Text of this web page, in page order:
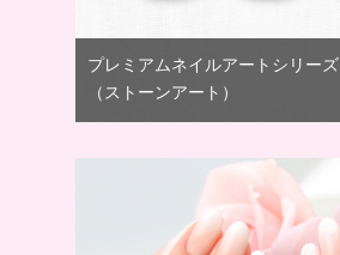
プレミアムネイルアートシリーズ
（ストーンアート）